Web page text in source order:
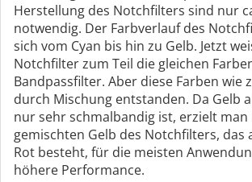
Herstellung des Notchfilters sind nur
notwendig. Der Farbverlauf des
sich vom Cyan bis hin zu Gelb. Jetzt
Notchfilter zum Teil die gleichen
Bandpassfilter. Aber diese Farben wie
durch Mischung entstanden. Da Gelb
nur sehr schmalbandig ist, erzielt
gemischten Gelb des Notchfilters, das
Rot besteht, für die meisten
höhere Performance.